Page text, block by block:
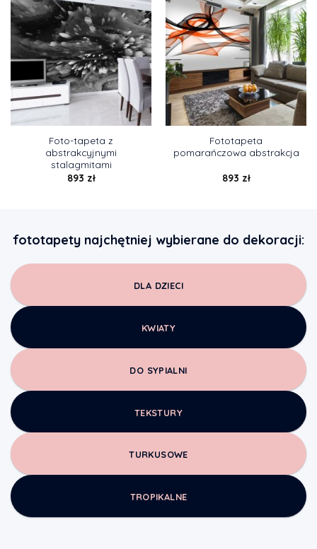
Foto-tapeta z
abstrakcyjnymi
stalagmitami
893 zł
Fototapeta
pomarańczowa abstrakcja
893 zł
fototapety najchętniej wybierane do dekoracji:
DLA DZIECI
KWIATY
DO SYPIALNI
TEKSTURY
TURKUSOWE
TROPIKALNE